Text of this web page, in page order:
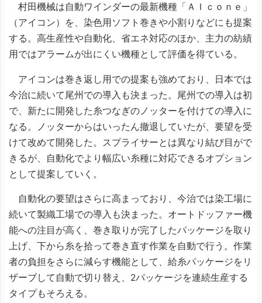
村田機械は自動ワインダーの最新機種「ＡＩｃｏｎｅ」
（アイコン）を、染色用ソフト巻きや小割りなどにも提案
する。高生産性や自動化、省エネ対応のほか、主力の紡績
用ではアラームが出にくい機種として評価を得ている。
アイコンは巻き返し用での提案も強めており、日本では
今治に続いて尾州での導入も決まった。尾州での導入は初
で、新たに開発した糸つなぎのノッターを付けての導入に
なる。ノッターからはいったん撤退していたが、要望を受
けて改めて開発した。スプライサーとは異なり結び目がで
きるが、自動化でより幅広い糸種に対応できるオプション
として提案していく。
自動化の要望はさらに高まっており、今治では染工場に
続いて製織工場での導入も決まった。オートドッファー機
能への注目が高く、巻き取りが完了したパッケージを取り
上げ、下から糸を拾って巻き直す作業を自動で行う。作業
者の負担をさらに減らす機能として、給糸パッケージをリ
ザーブして自動で切り替え、2パッケージを連続生産する
タイプもそろえる。